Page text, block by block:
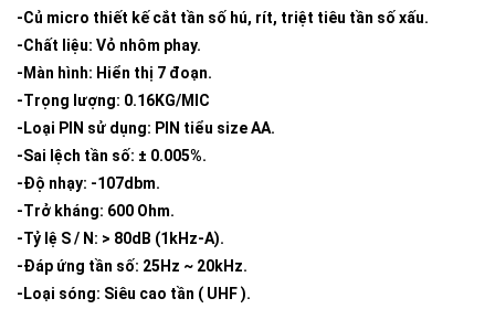
-Củ micro thiết kế cắt tần số hú, rít, triệt tiêu tần số xấu.
-Chất liệu: Vỏ nhôm phay.
-Màn hình: Hiển thị 7 đoạn.
-Trọng lượng: 0.16KG/MIC
-Loại PIN sử dụng: PIN tiểu size AA.
-Sai lệch tần số: ± 0.005%.
-Độ nhạy: -107dbm.
-Trở kháng: 600 Ohm.
-Tỷ lệ S / N: > 80dB (1kHz-A).
-Đáp ứng tần số: 25Hz ~ 20kHz.
-Loại sóng: Siêu cao tần ( UHF ).